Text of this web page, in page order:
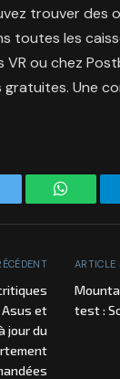
trouver des
toutes les
ou chez
Une
et
jour du
ARTICLE
test :